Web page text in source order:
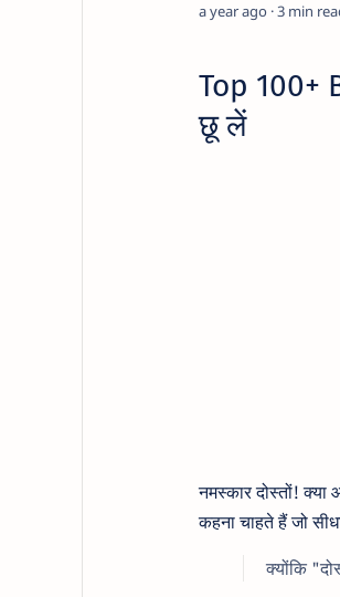
a year ago 3
Top 100+
छू लें
नमस्कार दोस्तों!
कहना चाहते हैं जो
क्योंकि